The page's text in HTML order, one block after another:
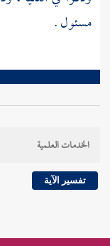
مسئول .
الخدمات العلمية
تفسير الآية